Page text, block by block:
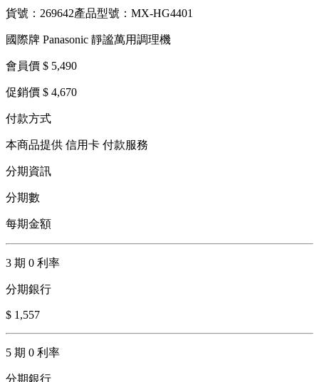
貨號：269642產品型號：MX-HG4401
國際牌 Panasonic 靜謐萬用調理機
會員價 $ 5,490
促銷價 $ 4,670
付款方式
本商品提供 信用卡 付款服務
分期資訊
分期數
每期金額
3 期 0 利率
分期銀行
$ 1,557
5 期 0 利率
分期銀行